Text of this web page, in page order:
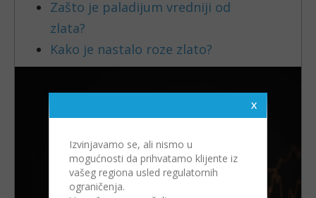
Izvinjavamo se, ali nismo u
mogućnosti da prihvatamo klijente iz
vašeg regiona usled regulatornih
ograničenja.